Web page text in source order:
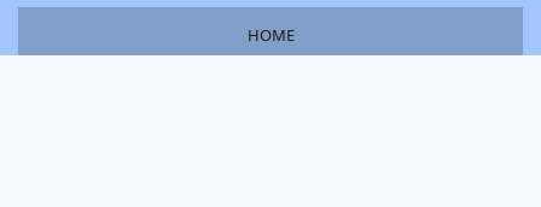
HOME